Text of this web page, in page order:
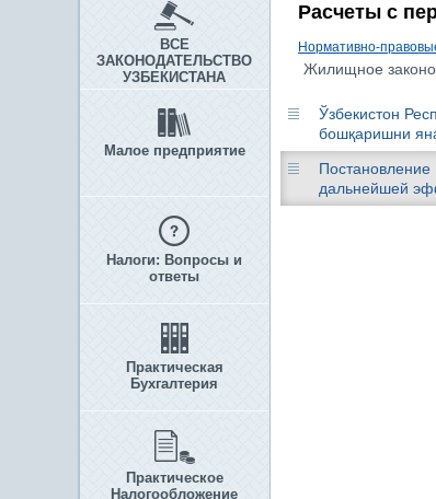
ВСЕ
ЗАКОНОДАТЕЛЬСТВО
УЗБЕКИСТАНА
Малое предприятие
Налоги: Вопросы и
ответы
Практическая
Бухгалтерия
Практическое
Налогообложение
Расчеты с
Нормативно-
Жилищное
Ўзбекистон
бошқаришни
Постановление
дальнейшей